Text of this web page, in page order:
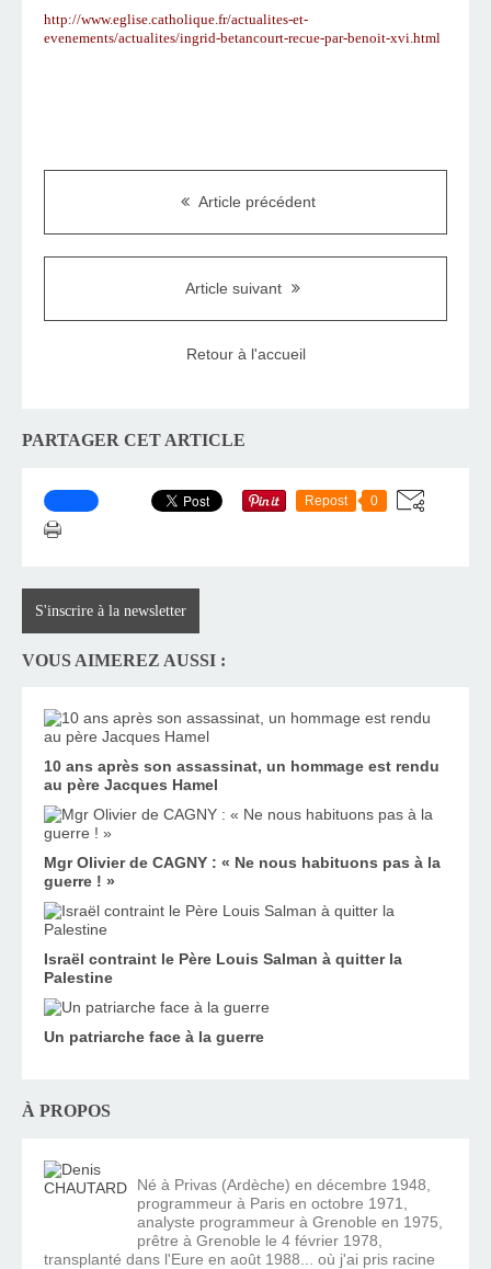
http://www.eglise.catholique.fr/actualites-et-
evenements/actualites/ingrid-betancourt-recue-par-benoit-xvi.html
Article précédent
Article suivant
Retour à l'accueil
PARTAGER CET ARTICLE
Repost 0
S'inscrire à la newsletter
VOUS AIMEREZ AUSSI :
10 ans après son assassinat, un hommage est rendu
au père Jacques Hamel
Mgr Olivier de CAGNY : « Ne nous habituons pas à la
guerre ! »
Israël contraint le Père Louis Salman à quitter la
Palestine
Un patriarche face à la guerre
À PROPOS
Né à Privas (Ardèche) en décembre 1948,
programmeur à Paris en octobre 1971,
analyste programmeur à Grenoble en 1975,
prêtre à Grenoble le 4 février 1978,
transplanté dans l'Eure en août 1988... où j'ai pris racine